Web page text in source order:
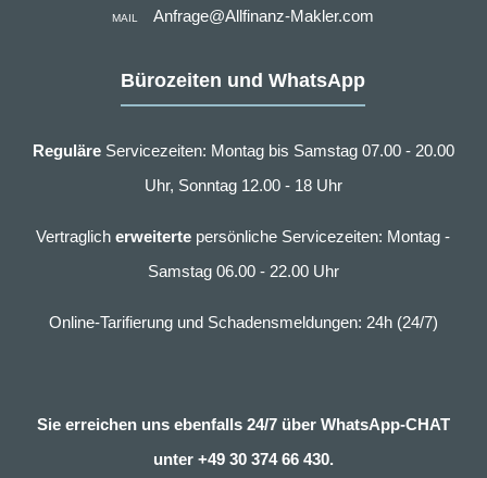
MAIL Anfrage@Allfinanz-Makler.com
Bürozeiten und WhatsApp
ReguläreServicezeiten: Montag bis Samstag 07.00 - 20.00
Uhr, Sonntag 12.00 - 18 Uhr
Vertraglicherweiterte persönliche Servicezeiten: Montag -
Samstag 06.00 - 22.00 Uhr
Online-Tarifierung und Schadensmeldungen: 24h (24/7)
Sie erreichen uns ebenfalls 24/7 über WhatsApp-CHAT
unter +49 30 374 66 430.